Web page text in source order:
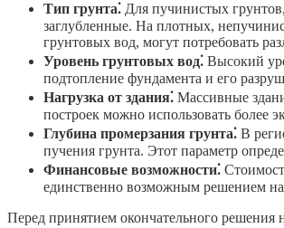
Тип грунта⁚ Для пучинистых
заглубленные. На плотных,
грунтовых вод, могут потребовать
Уровень грунтовых вод⁚ Высокий
подтопление фундамента и его
Нагрузка от здания⁚ Массивные
построек можно использовать более
Глубина промерзания грунта⁚ В
пучения грунта. Этот параметр
Финансовые возможности⁚
единственно возможным решением
Перед принятием окончательного решения